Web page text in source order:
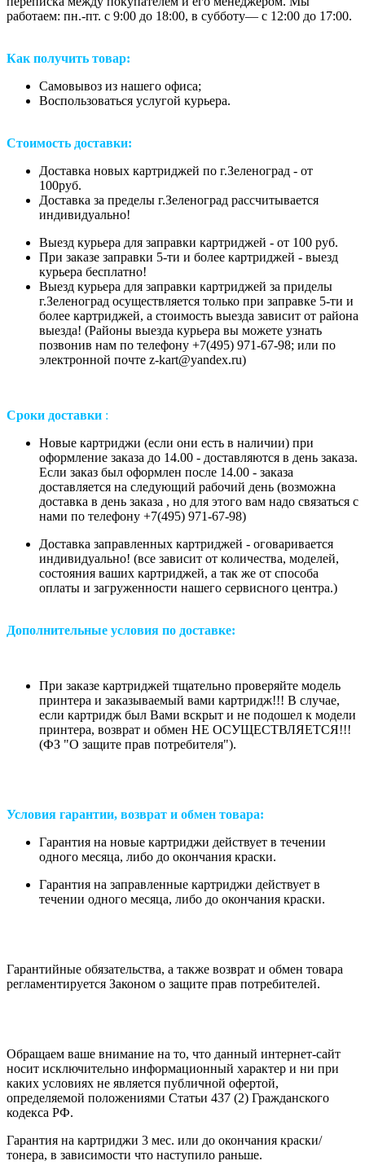
работаем: пн.-пт. с 9:00 до 18:00, в субботу— с 12:00 до 17:00.
Как получить товар:
Самовывоз из нашего офиса;
Воспользоваться услугой курьера.
Стоимость доставки:
Доставка новых картриджей по г.Зеленоград - от
100руб.
Доставка за пределы г.Зеленоград рассчитывается
индивидуально!
Выезд курьера для заправки картриджей - от 100 руб.
При заказе заправки 5-ти и более картриджей - выезд
курьера бесплатно!
Выезд курьера для заправки картриджей за приделы
г.Зеленоград осуществляется только при заправке 5-ти и
более картриджей, а стоимость выезда зависит от района
выезда! (Районы выезда курьера вы можете узнать
позвонив нам по телефону +7(495) 971-67-98; или по
электронной почте z-kart@yandex.ru)
Сроки доставки :
Новые картриджи (если они есть в наличии) при
оформление заказа до 14.00 - доставляются в день заказа.
Если заказ был оформлен после 14.00 - заказа
доставляется на следующий рабочий день (возможна
доставка в день заказа , но для этого вам надо связаться с
нами по телефону +7(495) 971-67-98)
Доставка заправленных картриджей - оговаривается
индивидуально! (все зависит от количества, моделей,
состояния ваших картриджей, а так же от способа
оплаты и загруженности нашего сервисного центра.)
Дополнительные условия по доставке:
При заказе картриджей тщательно проверяйте модель
принтера и заказываемый вами картридж!!! В случае,
если картридж был Вами вскрыт и не подошел к модели
принтера, возврат и обмен НЕ ОСУЩЕСТВЛЯЕТСЯ!!!
(ФЗ "О защите прав потребителя").
Условия гарантии, возврат и обмен товара:
Гарантия на новые картриджи действует в течении
одного месяца, либо до окончания краски.
Гарантия на заправленные картриджи действует в
течении одного месяца, либо до окончания краски.
Гарантийные обязательства, а также возврат и обмен товара
регламентируется Законом о защите прав потребителей.
Обращаем ваше внимание на то, что данный интернет-сайт
носит исключительно информационный характер и ни при
каких условиях не является публичной офертой,
определяемой положениями Статьи 437 (2) Гражданского
кодекса РФ.
Гарантия на картриджи 3 мес. или до окончания краски/
тонера, в зависимости что наступило раньше.